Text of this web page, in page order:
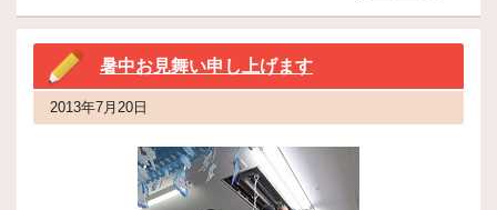
暑中お見舞い申し上げます
2013年7月20日